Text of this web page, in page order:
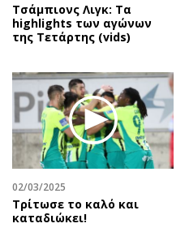
Τσάμπιονς Λιγκ: Τα
highlights των αγώνων
της Τετάρτης (vids)
02/03/2025
Τρίτωσε το καλό και
καταδιώκει!